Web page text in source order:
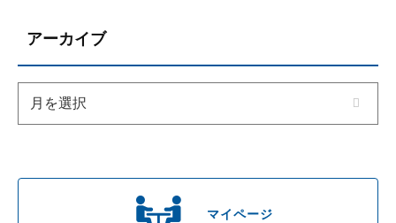
マイページ
アーカイブ